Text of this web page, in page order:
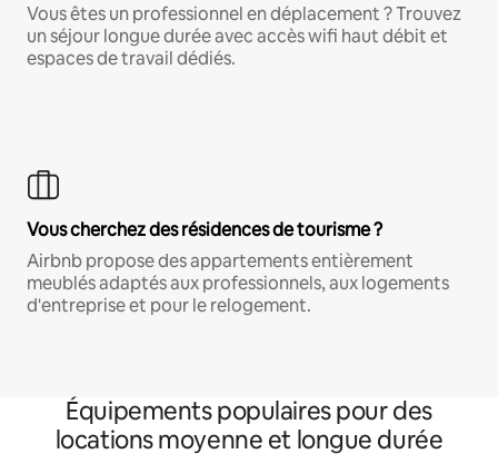
Vous êtes un professionnel en déplacement ? Trouvez
un séjour longue durée avec accès wifi haut débit et
espaces de travail dédiés.
Vous cherchez des résidences de tourisme ?
Airbnb propose des appartements entièrement
meublés adaptés aux professionnels, aux logements
d'entreprise et pour le relogement.
Équipements populaires pour des
locations moyenne et longue durée